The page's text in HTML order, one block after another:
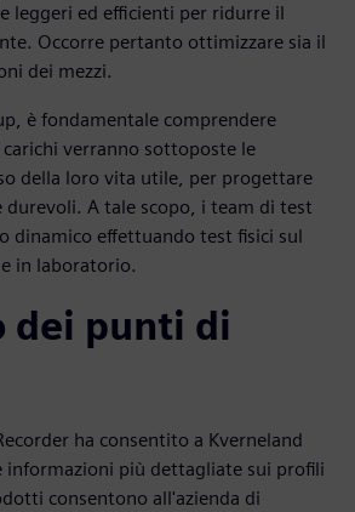
leggeri ed efficienti per ridurre il
Occorre pertanto ottimizzare sia il
dei mezzi.
è fondamentale comprendere
verranno sottoposte le
della loro vita utile, per progettare
durevoli. A tale scopo, i team di test
dinamico effettuando test fisici sul
in laboratorio.
dei punti di
ha consentito a Kverneland
informazioni più dettagliate sui profili
consentono all'azienda di